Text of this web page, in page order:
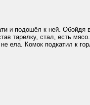
и подошёл к ней. Обойдя
тарелку, стал, есть
ела. Комок подкатил к